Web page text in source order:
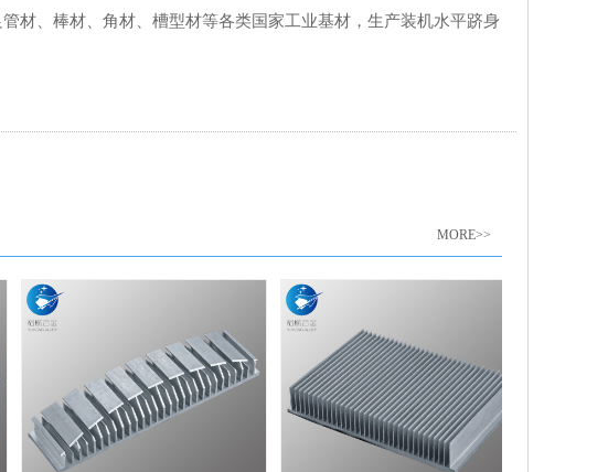
材、棒材、角材、槽型材等各类国家工业基材，生产装机水平跻身
MORE>>